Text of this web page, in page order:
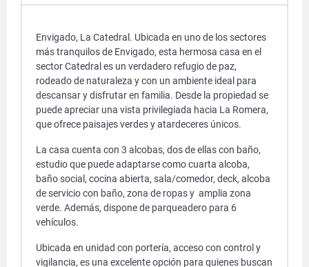
Envigado, La Catedral. Ubicada en uno de los sectores
más tranquilos de Envigado, esta hermosa casa en el
sector Catedral es un verdadero refugio de paz,
rodeado de naturaleza y con un ambiente ideal para
descansar y disfrutar en familia. Desde la propiedad se
puede apreciar una vista privilegiada hacia La Romera,
que ofrece paisajes verdes y atardeceres únicos.
La casa cuenta con 3 alcobas, dos de ellas con baño,
estudio que puede adaptarse como cuarta alcoba,
baño social, cocina abierta, sala/comedor, deck, alcoba
de servicio con baño, zona de ropas y amplia zona
verde. Además, dispone de parqueadero para 6
vehículos.
Ubicada en unidad con portería, acceso con control y
vigilancia, es una excelente opción para quienes buscan